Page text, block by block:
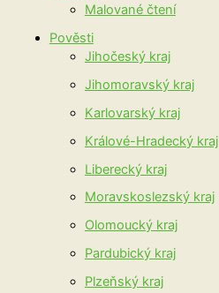
Malované čtení
Pověsti
Jihočeský kraj
Jihomoravský kraj
Karlovarský kraj
Králové-Hradecký kraj
Liberecký kraj
Moravskoslezský kraj
Olomoucký kraj
Pardubický kraj
Plzeňský kraj